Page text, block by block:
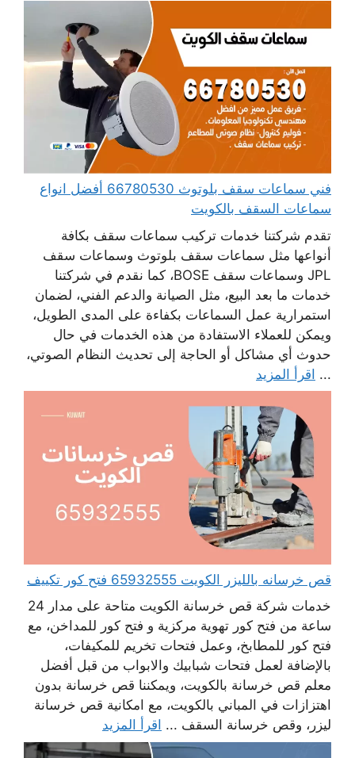
فني سماعات سقف بلوتوث 66780530 أفضل انواع
سماعات السقف بالكويت
تقدم شركتنا خدمات تركيب سماعات سقف بكافة
أنواعها مثل سماعات سقف بلوتوث وسماعات سقف
JPL وسماعات سقف BOSE، كما نقدم في شركتنا
خدمات ما بعد البيع، مثل الصيانة والدعم الفني، لضمان
استمرارية عمل السماعات بكفاءة على المدى الطويل،
ويمكن للعملاء الاستفادة من هذه الخدمات في حال
حدوث أي مشاكل أو الحاجة إلى تحديث النظام الصوتي،
... اقرأ المزيد
قص خرسانه بالليزر الكويت 65932555 فتح كور تكييف
خدمات شركة قص خرسانة الكويت متاحة على مدار 24
ساعة من فتح كور تهوية مركزية و فتح كور للمداخن، مع
فتح كور للمطابخ، وعمل فتحات تخريم للمكيفات،
بالإضافة لعمل فتحات شبابيك والابواب من قبل أفضل
معلم قص خرسانة بالكويت، ويمكننا قص خرسانة بدون
اهتزازات في المباني بالكويت، مع امكانية قص خرسانة
ليزر، وقص خرسانة السقف ... اقرأ المزيد